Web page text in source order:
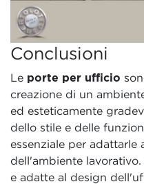
Conclusioni
Le porte per ufficio
creazione di un
ed esteticamente
dello stile e delle
essenziale per adattarle
dell'ambiente
e adatte al design